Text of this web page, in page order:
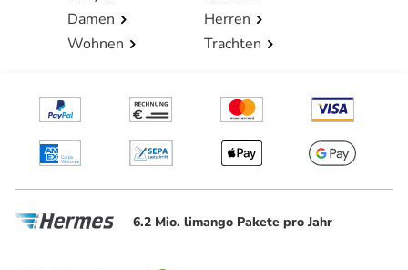
Damen
Herren
Wohnen
Trachten
6.2 Mio. limango Pakete pro Jahr